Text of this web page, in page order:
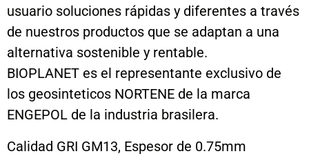
usuario soluciones rápidas y diferentes a través
de nuestros productos que se adaptan a una
alternativa sostenible y rentable.
BIOPLANET es el representante exclusivo de
los geosinteticos NORTENE de la marca
ENGEPOL de la industria brasilera.
Calidad GRI GM13, Espesor de 0.75mm